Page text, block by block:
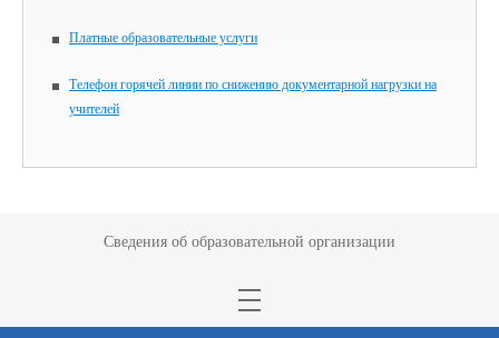
Платные образовательные услуги
Телефон горячей линии по снижению документарной нагрузки на
учителей
Сведения об образовательной организации